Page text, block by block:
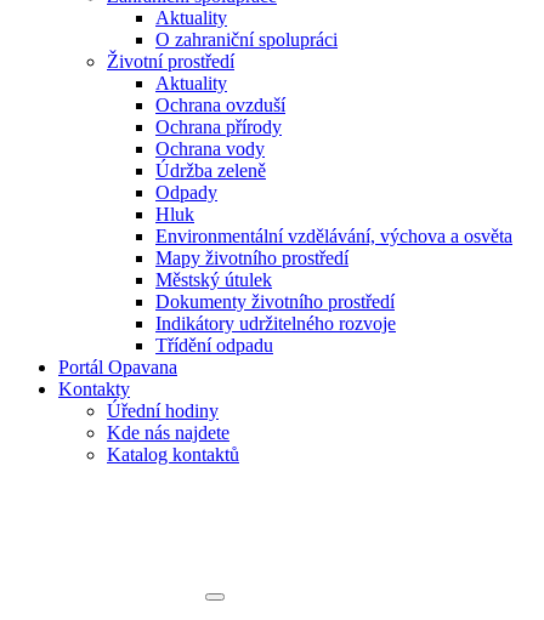
Aktuality
O zahraniční spolupráci
Životní prostředí
Aktuality
Ochrana ovzduší
Ochrana přírody
Ochrana vody
Údržba zeleně
Odpady
Hluk
Environmentální vzdělávání, výchova a osvěta
Mapy životního prostředí
Městský útulek
Dokumenty životního prostředí
Indikátory udržitelného rozvoje
Třídění odpadu
Portál Opavana
Kontakty
Úřední hodiny
Kde nás najdete
Katalog kontaktů